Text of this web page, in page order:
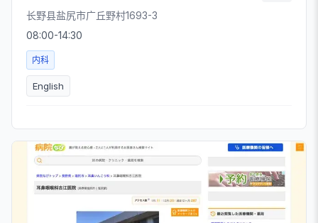
长野县盐尻市广丘野村1693-3
08:00-14:30
内科
English